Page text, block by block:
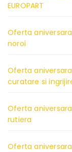
EUROPART
Oferta
noroi
Oferta
curatare si
Oferta
rutiera
Oferta